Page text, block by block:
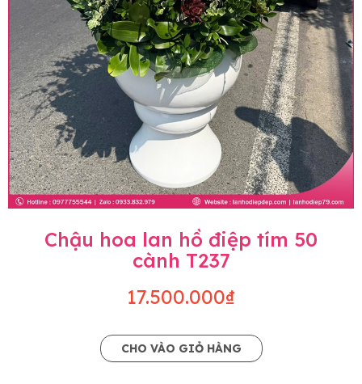
Chậu hoa lan hồ điệp tím 50
cành T237
17.500.000₫
CHO VÀO GIỎ HÀNG